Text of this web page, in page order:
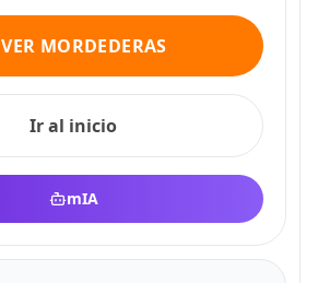
VER MORDEDERAS
Ir al inicio
mIA